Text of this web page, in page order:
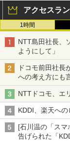
アクセスラ
1時間
NTT島田社長、
ようにして」
ドコモ前田社長
への考え方にも
NTTドコモ、エ
KDDI、楽天へ
[石川温の「スマ
告げられた「